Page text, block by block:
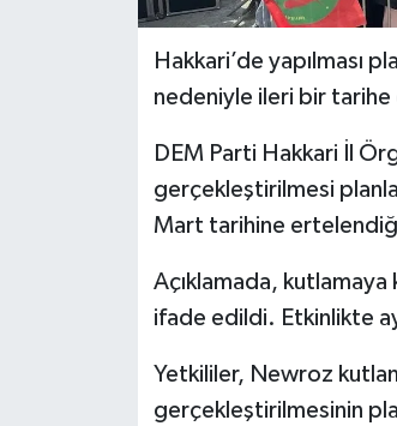
Hakkari’de yapılması
nedeniyle ileri bir
DEM Parti Hakkari İl
gerçekleştirilmesi
Mart tarihine
Açıklamada, kutlamaya
ifade edildi. Etkinlikte
Yetkililer, Newroz
gerçekleştirilmesinin